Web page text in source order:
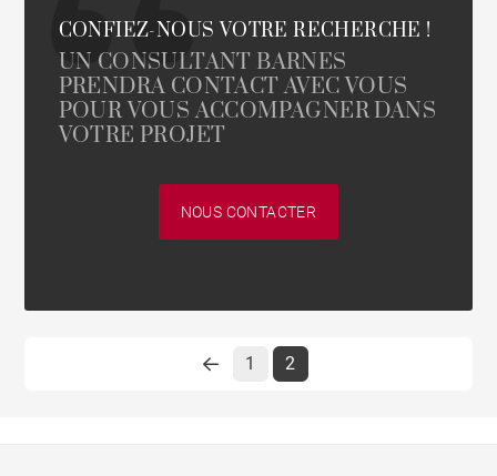
CONFIEZ-NOUS VOTRE RECHERCHE !
UN CONSULTANT BARNES
PRENDRA CONTACT AVEC VOUS
POUR VOUS ACCOMPAGNER DANS
VOTRE PROJET
NOUS CONTACTER
1 2